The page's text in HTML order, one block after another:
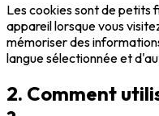
Les cookies sont de petits
appareil lorsque vous
mémoriser des
langue sélectionnée et
2. Comment